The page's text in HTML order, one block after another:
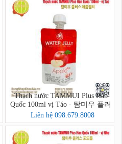
Thạch nước TAMMUI Plus Hàn
Quốc 100ml vị Táo - 탐미우 플러
스 애플젤리
Liên hệ 098.679.8008